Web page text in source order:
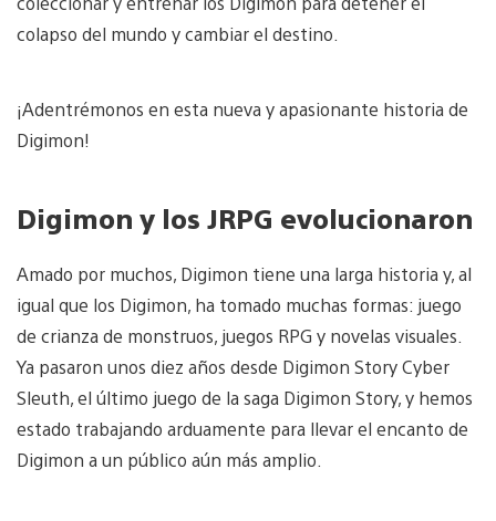
colapso del mundo y cambiar el destino.
¡Adentrémonos en esta nueva y apasionante historia de
Digimon!
Digimon y los JRPG evolucionaron
Amado por muchos, Digimon tiene una larga historia y, al
igual que los Digimon, ha tomado muchas formas: juego
de crianza de monstruos, juegos RPG y novelas visuales.
Ya pasaron unos diez años desde Digimon Story Cyber
Sleuth, el último juego de la saga Digimon Story, y hemos
estado trabajando arduamente para llevar el encanto de
Digimon a un público aún más amplio.